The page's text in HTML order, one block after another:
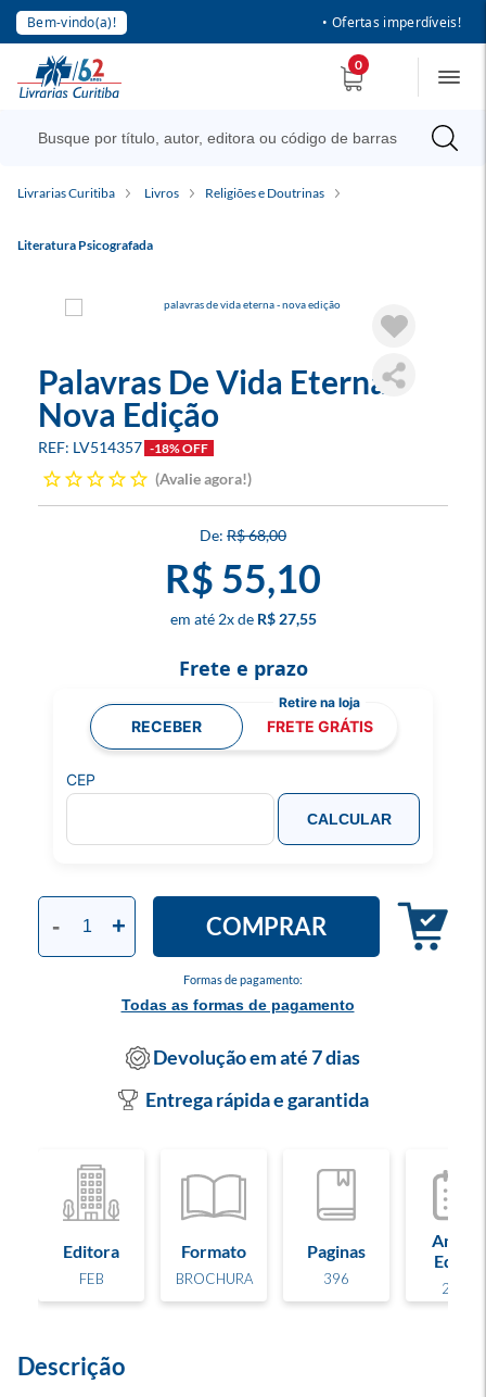
Bem-vindo(a)! • Ofertas imperdíveis!
0
Livrarias Curitiba Livros Religiões e Doutrinas
Literatura Psicografada
Palavras De Vida Eterna -
Nova Edição
LV514357 -18% OFF
Avalie agora!
R$ 68,00
R$ 55,10
2x R$ 27,55
Formas de pagamento:
Todas as formas de pagamento
- + COMPRAR
Frete e prazo
RECEBER FRETE GRÁTIS
CEP
CALCULAR
Devolução em até 7 dias
Entrega rápida e garantida
Editora
FEB
Formato
BROCHURA
Paginas
396
Ano de
Edição
2024
Descrição